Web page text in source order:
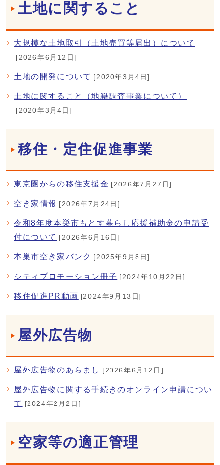
土地に関すること
大規模な土地取引（土地売買等届出）について
[2026年6月12日]
土地の開発について [2020年3月4日]
土地に関すること（地籍調査事業について）
[2020年3月4日]
移住・定住促進事業
東京圏からの移住支援金 [2026年7月27日]
空き家情報 [2026年7月24日]
令和8年度本巣市もとす暮らし応援補助金の申請受
付について [2026年6月16日]
本巣市空き家バンク [2025年9月8日]
シティプロモーション冊子 [2024年10月22日]
移住促進PR動画 [2024年9月13日]
屋外広告物
屋外広告物のあらまし [2026年6月12日]
屋外広告物に関する手続きのオンライン申請につい
て [2024年2月2日]
空家等の適正管理